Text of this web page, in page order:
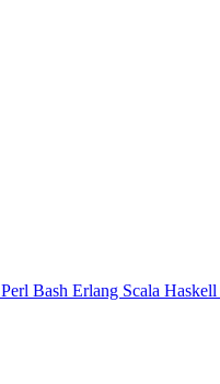
Perl Bash Erlang Scala Haskell